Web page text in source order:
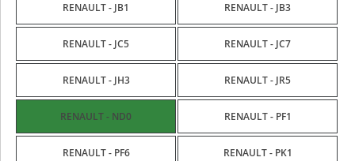
RENAULT - JB1 RENAULT - JB3
RENAULT - JC5 RENAULT - JC7
RENAULT - JH3 RENAULT - JR5
RENAULT - ND0 RENAULT - PF1
RENAULT - PF6 RENAULT - PK1